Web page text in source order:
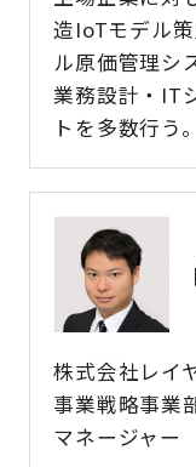
造IoTモデル
ル原価管理シ
業務設計・IT
トを多数行う。
株式会社レイ
事業戦略事業
マネージャー